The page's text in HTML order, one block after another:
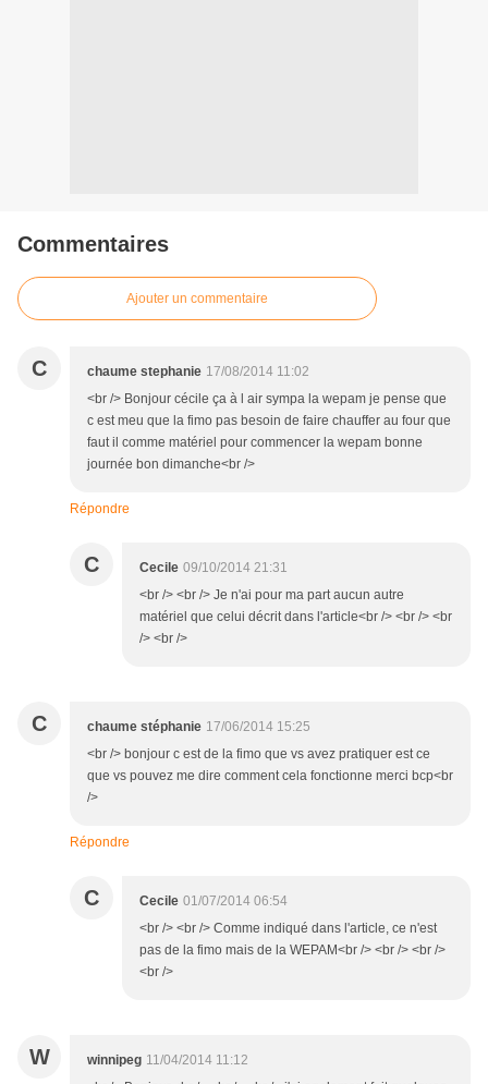
Commentaires
Ajouter un commentaire
C chaume stephanie 17/08/2014 11:02
<br /> Bonjour cécile ça à l air sympa la wepam je pense que
c est meu que la fimo pas besoin de faire chauffer au four que
faut il comme matériel pour commencer la wepam bonne
journée bon dimanche<br />
Répondre
C Cecile 09/10/2014 21:31
<br /> <br /> Je n'ai pour ma part aucun autre
matériel que celui décrit dans l'article<br /> <br /> <br
/> <br />
C chaume stéphanie 17/06/2014 15:25
<br /> bonjour c est de la fimo que vs avez pratiquer est ce
que vs pouvez me dire comment cela fonctionne merci bcp<br
/>
Répondre
C Cecile 01/07/2014 06:54
<br /> <br /> Comme indiqué dans l'article, ce n'est
pas de la fimo mais de la WEPAM<br /> <br /> <br />
<br />
W winnipeg 11/04/2014 11:12